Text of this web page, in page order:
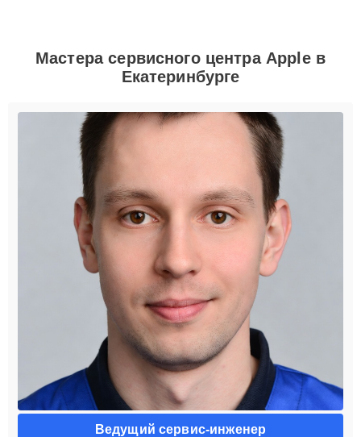
Мастера сервисного центра Apple в
Екатеринбурге
Ведущий сервис-инженер